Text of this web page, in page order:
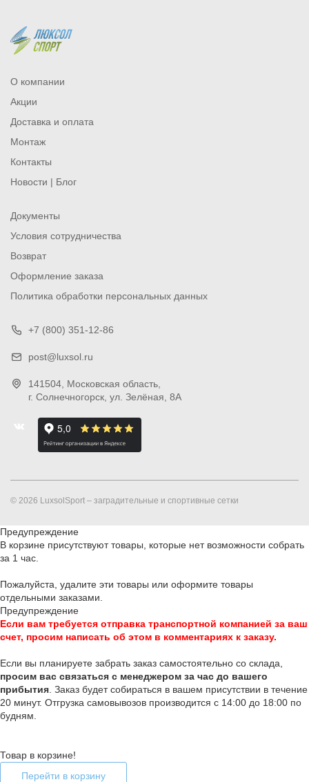
О компании
Акции
Доставка и оплата
Монтаж
Контакты
Новости | Блог
Документы
Условия сотрудничества
Возврат
Оформление заказа
Политика обработки персональных данных
+7 (800) 351-12-86
post@luxsol.ru
141504 , Московская область,
г. Солнечногорск ул. Зелёная, 8А
© 2026 LuxsolSport – заградительные и спортивные сетки
Предупреждение
В корзине присутствуют товары, которые нет возможности собрать
за 1 час.
Пожалуйста, удалите эти товары или оформите товары
отдельными заказами.
Предупреждение
Если вам требуется отправка транспортной компанией за ваш
счет, просим написать об этом в комментариях к заказу.
Если вы планируете забрать заказ самостоятельно со склада,
просим вас связаться с менеджером за час до вашего
прибытия . Заказ будет собираться в вашем присутствии в течение
20 минут. Отгрузка самовывозов производится с 14:00 до 18:00 по
будням.
Товар в корзине!
Перейти в корзину